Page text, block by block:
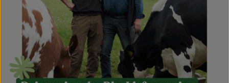
Obst & Gemüse
Kühltheke
Bäckerei